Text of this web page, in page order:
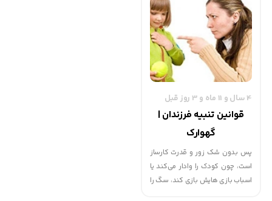
4 سال و 11 ماه و 3 روز قبل
قوانین تنبیه فرزندان |
گهوارک
پس بدون شک زور و قدرت کارساز
است، چون کودک را وادار می‌کند یا
اسباب بازی هایش بازی کند، سگ را